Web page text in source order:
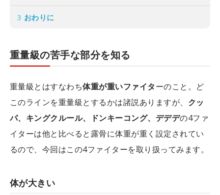
3 おわりに
重量級の苦手な部分を知る
重量級とはすなわち体重が重いファイターのこと。ど
このラインを重量級とするかは諸説ありますが、 クッ
パ、キングクルール、ドンキーコング、デデデの4ファ
イターは他と比べると露骨に体重が重く設定されてい
るので、今回はこの4ファイターを取り扱ってみます。
体が大きい